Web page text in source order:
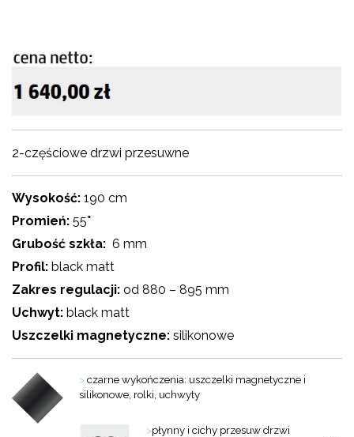
2-częściowe drzwi przesuwne
Wysokość: 190 cm
Promień: 55°
Grubość szkła: 6 mm
Profil: black matt
Zakres regulacji: od 880 – 895 mm
Uchwyt: black matt
Uszczelki magnetyczne: silikonowe
>czarne wykończenia: uszczelki magnetyczne i
silikonowe, rolki, uchwyty
>płynny i cichy przesuw drzwi